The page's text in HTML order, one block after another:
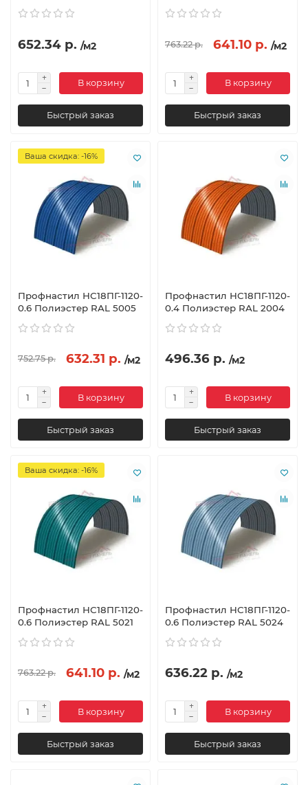
652.34 р. /м2
В корзину
Быстрый заказ
763.22 р. 641.10 р. /м2
В корзину
Быстрый заказ
Ваша скидка: -16%
Профнастил НС18ПГ-1120-
0.6 Полиэстер RAL 5005
752.75 р. 632.31 р. /м2
В корзину
Быстрый заказ
Профнастил НС18ПГ-1120-
0.4 Полиэстер RAL 2004
496.36 р. /м2
В корзину
Быстрый заказ
Ваша скидка: -16%
Профнастил НС18ПГ-1120-
0.6 Полиэстер RAL 5021
763.22 р. 641.10 р. /м2
В корзину
Быстрый заказ
Профнастил НС18ПГ-1120-
0.6 Полиэстер RAL 5024
636.22 р. /м2
В корзину
Быстрый заказ